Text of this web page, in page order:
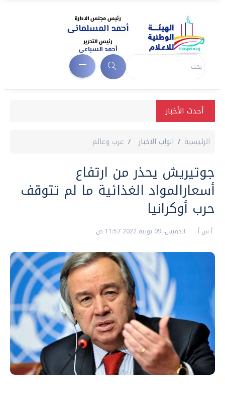
أحدث الأخبار
الرئيسية ابواب الاخبار عرب وعالم
جوتيريش يحذر من ارتفاع
أسعارالمواد الغذائية ما لم تتوقف
حرب أوكرانيا
أ ش أ الخميس، 09 يونيه 2022 11:57 ص